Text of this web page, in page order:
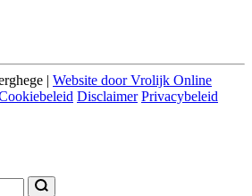
| Website door Vrolijk Online
Disclaimer Privacybeleid